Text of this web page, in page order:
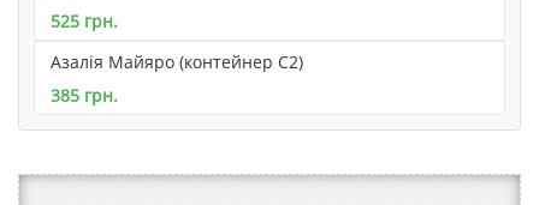
525 грн.
Азалія Майяро (контейнер С2)
385 грн.